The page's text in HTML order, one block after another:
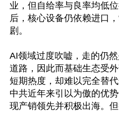
业，但自给率与良率均低
后，核心设备仍依赖进口
剧。
AI领域过度吹嘘，走的仍
道路，因此而基础生态受
短期热度，却难以完全替
中共近年来引以为傲的优
现产销领先并积极出海。